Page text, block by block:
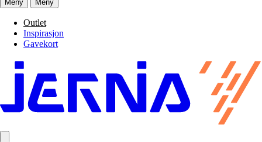
Meny Meny
Outlet
Inspirasjon
Gavekort